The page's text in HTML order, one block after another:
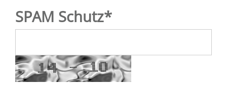
SPAM Schutz*